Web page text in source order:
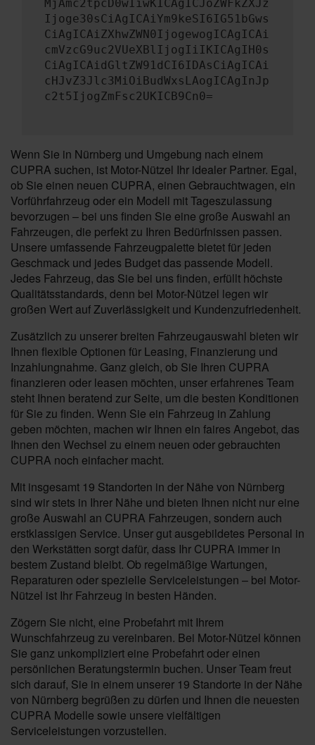
MjAmc2tpcD0wIiwKICAgICJoZWFkZXJz
Ijoge30sCiAgICAiYm9keSI6IG51bGws
CiAgICAiZXhwZWN0IjogewogICAgICAi
cmVzcG9uc2VUeXBlIjogIiIKICAgIH0s
CiAgICAidGltZW91dCI6IDAsCiAgICAi
cHJvZ3Jlc3MiOiBudWxsLAogICAgInJp
c2t5IjogZmFsc2UKICB9Cn0=
Wenn Sie in Nürnberg und Umgebung nach einem
CUPRA suchen, ist Motor-Nützel Ihr idealer Partner. Egal,
ob Sie einen neuen CUPRA, einen Gebrauchtwagen, ein
Vorführfahrzeug oder ein Modell mit Tageszulassung
bevorzugen – bei uns finden Sie eine große Auswahl an
Fahrzeugen, die perfekt zu Ihren Bedürfnissen passen.
Unsere umfassende Fahrzeugpalette bietet für jeden
Geschmack und jedes Budget das passende Modell.
Jedes Fahrzeug, das Sie bei uns finden, erfüllt höchste
Qualitätsstandards, denn bei Motor-Nützel legen wir
großen Wert auf Zuverlässigkeit und Kundenzufriedenheit.
Zusätzlich zu unserer breiten Fahrzeugauswahl bieten wir
Ihnen flexible Optionen für Leasing, Finanzierung und
Inzahlungnahme. Ganz gleich, ob Sie Ihren CUPRA
finanzieren oder leasen möchten, unser erfahrenes Team
steht Ihnen beratend zur Seite, um die besten Konditionen
für Sie zu finden. Wenn Sie ein Fahrzeug in Zahlung
geben möchten, machen wir Ihnen ein faires Angebot, das
Ihnen den Wechsel zu einem neuen oder gebrauchten
CUPRA noch einfacher macht.
Mit insgesamt 19 Standorten in der Nähe von Nürnberg
sind wir stets in Ihrer Nähe und bieten Ihnen nicht nur eine
große Auswahl an CUPRA Fahrzeugen, sondern auch
erstklassigen Service. Unser gut ausgebildetes Personal in
den Werkstätten sorgt dafür, dass Ihr CUPRA immer in
bestem Zustand bleibt. Ob regelmäßige Wartungen,
Reparaturen oder spezielle Serviceleistungen – bei Motor-
Nützel ist Ihr Fahrzeug in besten Händen.
Zögern Sie nicht, eine Probefahrt mit Ihrem
Wunschfahrzeug zu vereinbaren. Bei Motor-Nützel können
Sie ganz unkompliziert eine Probefahrt oder einen
persönlichen Beratungstermin buchen. Unser Team freut
sich darauf, Sie in einem unserer 19 Standorte in der Nähe
von Nürnberg begrüßen zu dürfen und Ihnen die neuesten
CUPRA Modelle sowie unsere vielfältigen
Serviceleistungen vorzustellen.